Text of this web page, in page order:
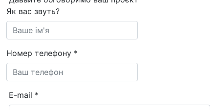
Як вас звуть?
Номер телефону *
E-mail *